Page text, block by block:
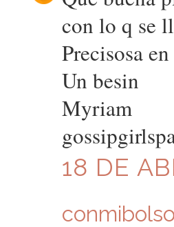
con lo q se
Precisosa
Un besin
Myriam
18 DE